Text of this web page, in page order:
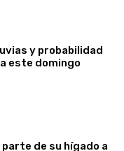
y probabilidad
este domingo
parte de su hígado a